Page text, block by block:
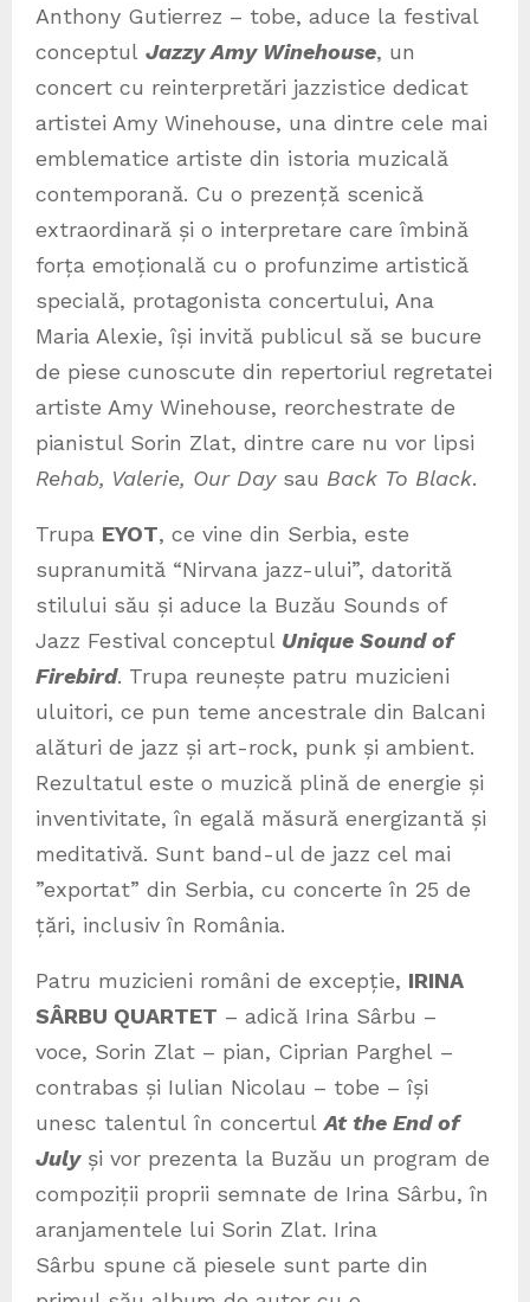
Anthony Gutierrez – tobe, aduce la festival
conceptul Jazzy Amy Winehouse, un
concert cu reinterpretări jazzistice dedicat
artistei Amy Winehouse, una dintre cele mai
emblematice artiste din istoria muzicală
contemporană. Cu o prezență scenică
extraordinară și o interpretare care îmbină
forța emoțională cu o profunzime artistică
specială, protagonista concertului, Ana
Maria Alexie, își invită publicul să se bucure
de piese cunoscute din repertoriul regretatei
artiste Amy Winehouse, reorchestrate de
pianistul Sorin Zlat, dintre care nu vor lipsi
Rehab, Valerie, Our Day sau Back To Black.
Trupa EYOT, ce vine din Serbia, este
supranumită “Nirvana jazz-ului”, datorită
stilului său și aduce la Buzău Sounds of
Jazz Festival conceptul Unique Sound of
Firebird. Trupa reunește patru muzicieni
uluitori, ce pun teme ancestrale din Balcani
alături de jazz și art-rock, punk și ambient.
Rezultatul este o muzică plină de energie și
inventivitate, în egală măsură energizantă și
meditativă. Sunt band-ul de jazz cel mai
”exportat” din Serbia, cu concerte în 25 de
țări, inclusiv în România.
Patru muzicieni români de excepție, IRINA
SÂRBU QUARTET – adică Irina Sârbu –
voce, Sorin Zlat – pian, Ciprian Parghel –
contrabas și Iulian Nicolau – tobe – își
unesc talentul în concertul At the End of
Julyși vor prezenta la Buzău un program de
compoziții proprii semnate de Irina Sârbu, în
aranjamentele lui Sorin Zlat. Irina
Sârbu spune că piesele sunt parte din